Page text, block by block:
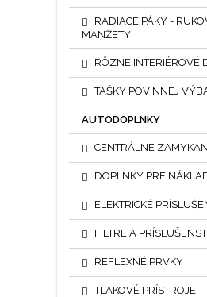
RADIACE PÁKY -
MANŽETY
RÔZNE INTERIÉROVÉ
TAŠKY POVINNEJ
AUTODOPLNKY
CENTRÁLNE
DOPLNKY PRE
ELEKTRICKÉ
FILTRE A
REFLEXNÉ PRVKY
TLAKOVÉ PRÍSTROJE